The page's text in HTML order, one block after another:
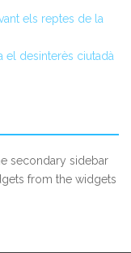
els reptes de la
el desinterès ciutadà
secondary sidebar
from the widgets